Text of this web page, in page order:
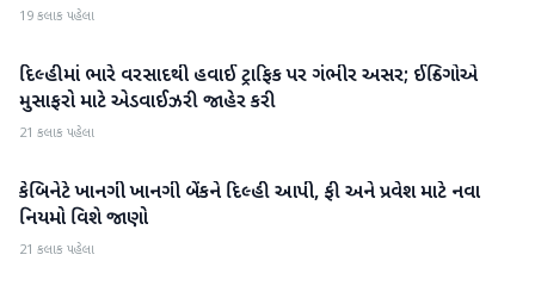
19 કલાક પહેલા
રાષ્ટ્રીય
દિલ્હીમાં ભારે વરસાદથી હવાઈ ટ્રાફિક પર ગંભીર અસર; ઈન્ડિગોએ
મુસાફરો માટે એડવાઈઝરી જાહેર કરી
21 કલાક પહેલા
રાષ્ટ્રીય
કેબિનેટે ખાનગી ખાનગી બેંકને દિલ્હી આપી, ફી અને પ્રવેશ માટે નવા
નિયમો વિશે જાણો
21 કલાક પહેલા